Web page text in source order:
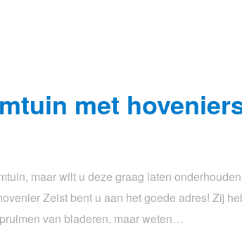
met
maar wilt u deze graag laten
Zeist bent u aan het goede adres! Zij
van bladeren, maar weten…